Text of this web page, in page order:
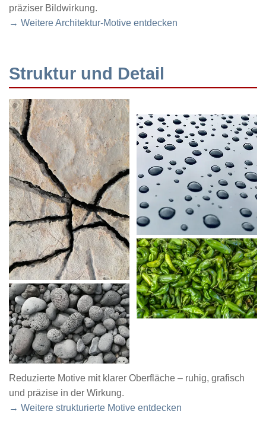
präziser Bildwirkung.
→ Weitere Architektur-Motive entdecken
Struktur und Detail
Reduzierte Motive mit klarer Oberfläche – ruhig, grafisch
und präzise in der Wirkung.
→ Weitere strukturierte Motive entdecken